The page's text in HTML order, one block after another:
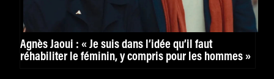
Agnès Jaoui : « Je suis dans l’idée qu’il faut
réhabiliter le féminin, y compris pour les hommes »